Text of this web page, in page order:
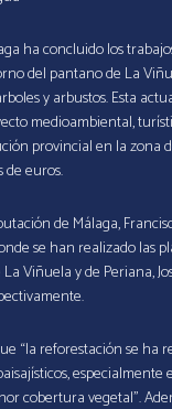
ha concluido los
del pantano de La
y arbustos. Esta
medioambiental,
provincial en la zona
de euros.
de Málaga,
se han realizado las
Viñuela y de Periana,
“la reforestación se ha
especialmente
cobertura vegetal”.